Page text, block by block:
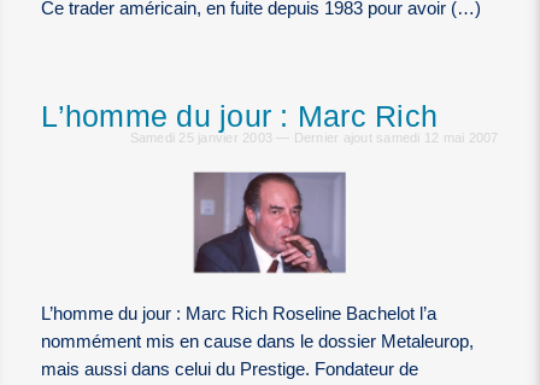
Ce trader américain, en fuite depuis 1983 pour avoir (…)
L’homme du jour : Marc Rich
Samedi 25 janvier 2003 — Dernier ajout samedi 12 mai 2007
L’homme du jour : Marc Rich Roseline Bachelot l’a
nommément mis en cause dans le dossier Metaleurop,
mais aussi dans celui du Prestige. Fondateur de